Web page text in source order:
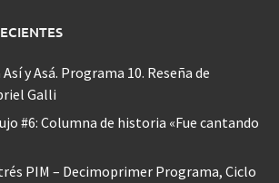
Así y Asá. Programa 10. Reseña de
Galli
#6: Columna de historia «Fue cantando
PIM – Decimoprimer Programa, Ciclo